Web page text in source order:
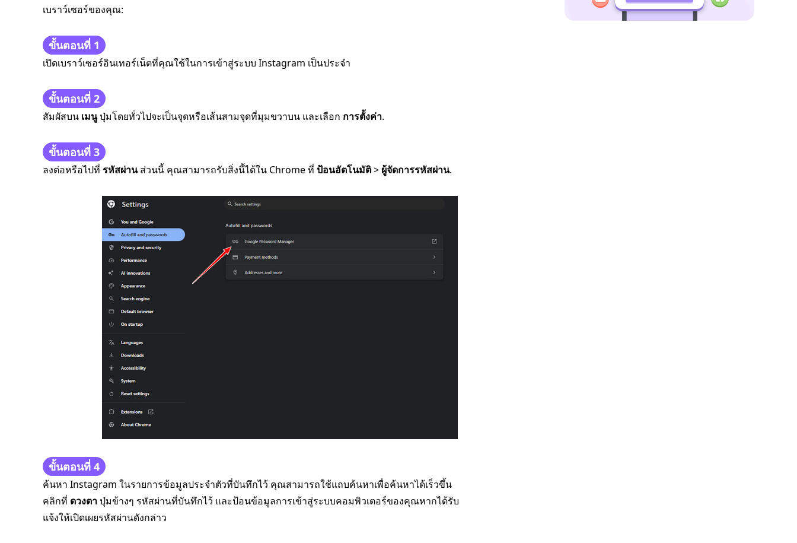
เบราว์เซอร์ของคุณ:
ขั้นตอนที่ 1
เปิดเบราว์เซอร์อินเทอร์เน็ตที่คุณใช้ในการเข้าสู่ระบบ Instagram เป็นประจำ
ขั้นตอนที่ 2
สัมผัสบน เมนูปุ่มโดยทั่วไปจะเป็นจุดหรือเส้นสามจุดที่มุมขวาบน และเลือก การตั้งค่า.
ขั้นตอนที่ 3
ลงต่อหรือไปที่ รหัสผ่านส่วนนี้ คุณสามารถรับสิ่งนี้ได้ใน Chrome ที่ ป้อนอัตโนมัติ> ผู้จัดการรหัสผ่าน.
ขั้นตอนที่ 4
ค้นหา Instagram ในรายการข้อมูลประจำตัวที่บันทึกไว้ คุณสามารถใช้แถบค้นหาเพื่อค้นหาได้เร็วขึ้น
คลิกที่ ดวงตาปุ่มข้างๆ รหัสผ่านที่บันทึกไว้ และป้อนข้อมูลการเข้าสู่ระบบคอมพิวเตอร์ของคุณหากได้รับ
แจ้งให้เปิดเผยรหัสผ่านดังกล่าว